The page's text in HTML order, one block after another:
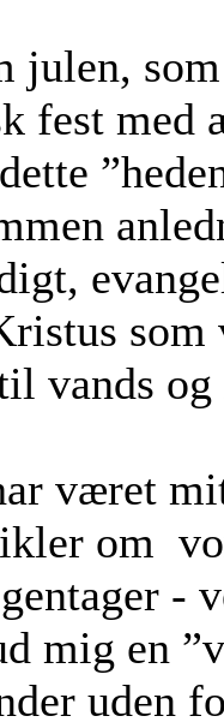
julen,
fest med
vands
været
om
-
mig en
uden